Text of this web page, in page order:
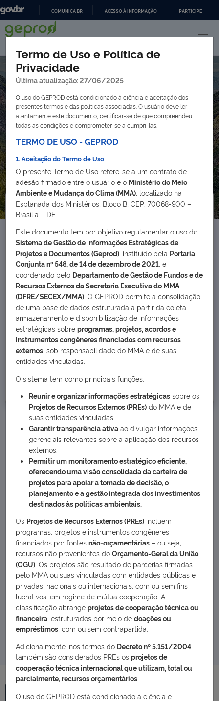
CONTEÚDO
COMUNICA BR ACESSO À INFORMAÇÃO PARTICIPE
Portal de informações sobre
programas e projetos financiados
com recursos externos
35
PROJETOS EM EXECUÇÃO
48
PROJETOS CONCLUÍDOS
42
Sobre
O Portal disponibiliza informações do Sistema de Gestão de
Informações Estratégicas de Projetos e Documentos - Geprod,
ferramenta desenvolvida pelo Ministério do Meio Ambiente e
Mudança do Clima – MMA. Seu objetivo é garantir que a sociedade
apoiados por recursos externos, coordenados pelo MMA e seus
órgãos vinculados (Ibama, ICMBio e JBRJ). Esses projetos são
formalizados por meio de cooperação, acordos e instrumentos
congêneres, de natureza técnica ou financeira, com organismos
internacionais, governos estrangeiros, além de entidades públicas
e privadas, nacionais e internacionais. Além de apresentar
informações sobre recursos, principais atores envolvidos,
responsáveis e vigência, o Portal também disponibiliza os
principais documentos e produtos gerados no âmbito de cada
programa ou projeto. Com essa iniciativa, o MMA reforça seu
compromisso com a transparência ativa, promovendo o acesso às
suas ações e compartilhando resultados e produtos com toda a
sociedade!
Termo de Uso e Política de
Privacidade
Última atualização: 27/06/2025
O uso do GEPROD está condicionado à ciência e aceitação dos
presentes termos e das políticas associadas. O usuário deve ler
atentamente este documento, certificar-se de que compreendeu
todas as condições e comprometer-se a cumpri-las.
TERMO DE USO - GEPROD
1. Aceitação do Termo de Uso
O presente Termo de Uso refere-se a um contrato de
adesão firmado entre o usuário e o Ministério do Meio
Ambiente e Mudança do Clima (MMA) , localizado na
Esplanada dos Ministérios, Bloco B, CEP: 70068-900 –
Brasília – DF.
Este documento tem por objetivo regulamentar o uso do
Sistema de Gestão de Informações Estratégicas de
Projetos e Documentos (Geprod) , instituído pela Portaria
Conjunta nº 548, de 14 de dezembro de 2021 , e
coordenado pelo Departamento de Gestão de Fundos e de
Recursos Externos da Secretaria Executiva do MMA
(DFRE/SECEX/MMA) . O GEPROD permite a consolidação
de uma base de dados estruturada a partir da coleta,
armazenamento e disponibilização de informações
estratégicas sobreprogramas, projetos, acordos e
instrumentos congêneres financiados com recursos
externos , sob responsabilidade do MMA e de suas
entidades vinculadas.
O sistema tem como principais funções:
Reunir e organizar informações estratégicassobre os
Projetos de Recursos Externos (PREs)do MMA e de
suas entidades vinculadas.
Garantir transparência ativaao divulgar informações
gerenciais relevantes sobre a aplicação dos recursos
externos.
Permitir um monitoramento estratégico eficiente,
oferecendo uma visão consolidada da carteira de
projetos para apoiar a tomada de decisão, o
planejamento e a gestão integrada dos investimentos
destinados às políticas ambientais.
Os Projetos de Recursos Externos (PREs) incluem
programas, projetos e instrumentos congêneres
financiados por fontesnão-orçamentárias – ou seja,
recursos não provenientes doOrçamento-Geral da União
(OGU) . Os projetos são resultado de parcerias firmadas
pelo MMA ou suas vinculadas com entidades públicas e
privadas, nacionais ou internacionais, com ou sem fins
lucrativos, em regime de mútua cooperação. A
classificação abrangeprojetos de cooperação técnica ou
financeira , estruturados por meio dedoações ou
empréstimos , com ou sem contrapartida.
Adicionalmente, nos termos do Decreto nº 5.151/2004
também são considerados PREs osprojetos de
cooperação técnica internacional que utilizam, total ou
parcialmente, recursos orçamentários
O uso do GEPROD está condicionado à ciência e